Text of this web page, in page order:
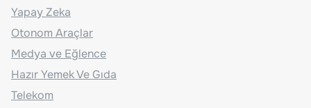
Yapay Zeka
Otonom Araçlar
Medya ve Eğlence
Hazır Yemek Ve Gıda
Telekom